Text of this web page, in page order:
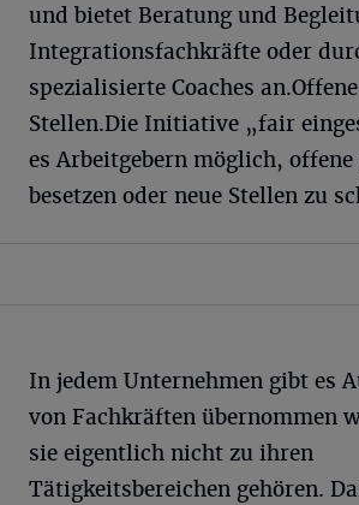
und bietet Beratung und
Integrationsfachkräfte oder
spezialisierte Coaches
Stellen.Die Initiative „fair
es Arbeitgebern möglich, offene
besetzen oder neue Stellen zu
In jedem Unternehmen gibt es
von Fachkräften übernommen
sie eigentlich nicht zu ihren
Tätigkeitsbereichen gehören.